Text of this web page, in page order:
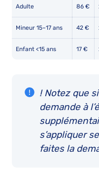
Adulte 86 €
Mineur 15–17 ans 42 €
Enfant <15 ans 17 €
! Notez que
demande à
s’appliquer
faites la